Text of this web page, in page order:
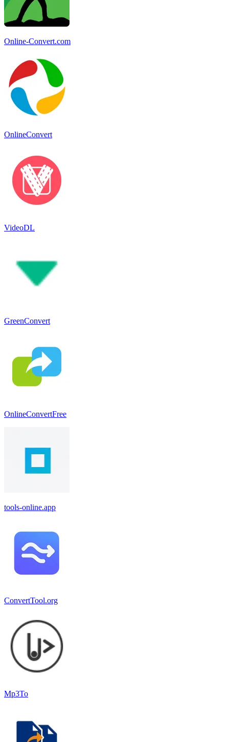
Online-Convert.com
OnlineConvert
VideoDL
GreenConvert
OnlineConvertFree
tools-online.app
ConvertTool.org
Mp3To